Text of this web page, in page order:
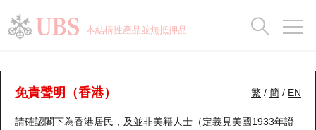
本結構性產品並無抵押品
繁 / 簡 / EN
免責聲明（香港）
請確認閣下為香港居民，及並非美籍人士（定義見美國1933年證
牛熊證分析儀
表現 街貨統計 比較
瑞銀認股證一覽
新發行瑞銀認股證
街貨統計
比較
牛熊全景快搜
牛熊證搜尋
街貨統計
比較
十大升幅/跌幅
十大認股證成交分佈
正股分析儀
二十大活躍股份
持股比重
顯示所有持股比重
每月輪證大市專題
輪證專欄